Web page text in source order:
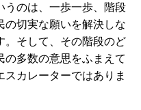
うのは、一歩一歩、階段
の切実な願いを解決しな
。そして、その階段のど
の多数の意思をふまえて
スカレーターではありま